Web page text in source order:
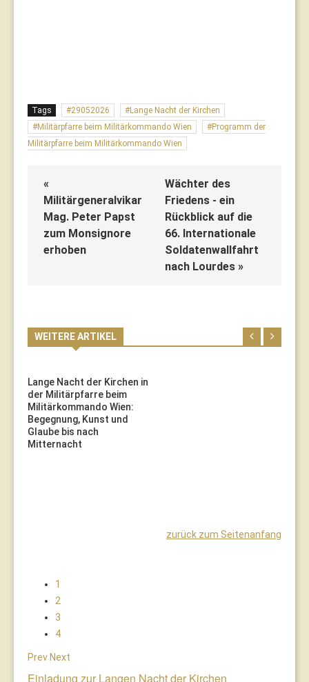
Tags 29052026
Lange Nacht der Kirchen
Militärpfarre beim Militärkommando Wien
Programm der
Militärpfarre beim Militärkommando Wien
«
Militärgeneralvikar
Mag. Peter Papst
zum Monsignore
erhoben
Wächter des
Friedens - ein
Rückblick auf die
66. Internationale
Soldatenwallfahrt
nach Lourdes »
WEITERE ARTIKEL
Lange Nacht der Kirchen in
der Militärpfarre beim
Militärkommando Wien:
Begegnung, Kunst und
Glaube bis nach
Mitternacht
zurück zum Seitenanfang
1
2
3
4
Prev Next
Einladung zur Langen Nacht der Kirchen